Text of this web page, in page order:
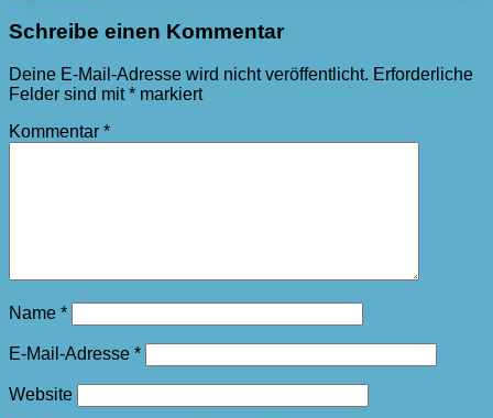
Schreibe einen Kommentar
Deine E-Mail-Adresse wird nicht veröffentlicht. Erforderliche
Felder sind mit* markiert
Kommentar *
Name *
E-Mail-Adresse *
Website